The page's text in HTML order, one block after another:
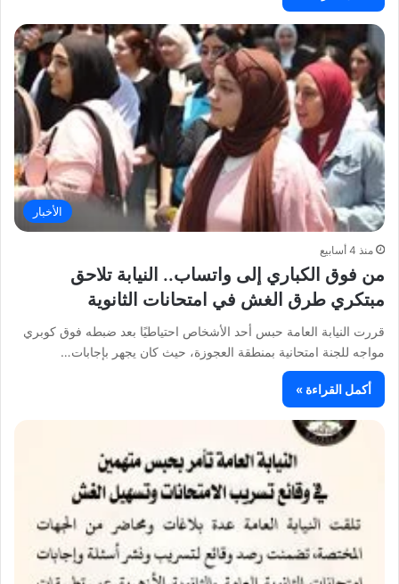
الأخبار
منذ 4 أسابيع
من فوق الكباري إلى واتساب.. النيابة تلاحق
مبتكري طرق الغش في امتحانات الثانوية
قررت النيابة العامة حبس أحد الأشخاص احتياطيًا بعد ضبطه فوق كوبري
مواجه للجنة امتحانية بمنطقة العجوزة، حيث كان يجهر بإجابات…
أكمل القراءة »